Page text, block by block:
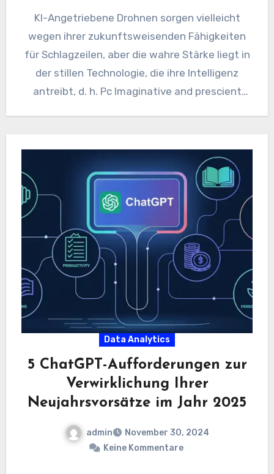
KI-Angetriebene Drohnen sorgen vielleicht
wegen ihrer zukunftsweisenden Fähigkeiten
für Schlagzeilen, aber die wahre Stärke liegt in
der stillen Technologie, die ihre Intelligenz
antreibt, d. h. Pc Imaginative and prescient
Data Analytics
5 ChatGPT-Aufforderungen zur
Verwirklichung Ihrer
Neujahrsvorsätze im Jahr 2025
admin
November 30, 2024
Keine Kommentare